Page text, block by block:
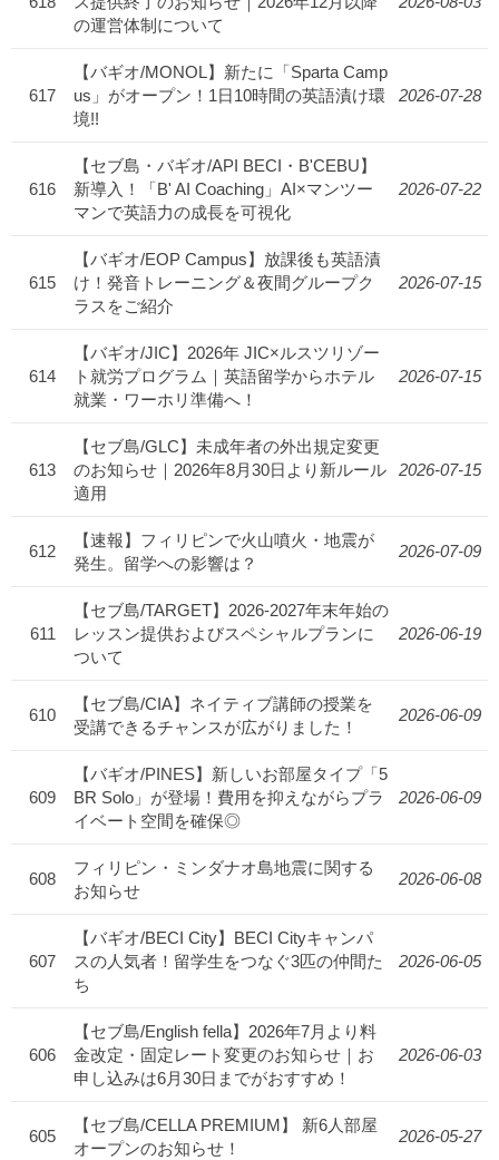
の運営体制について
617
【バギオ/MONOL】新たに「Sparta Camp
us」がオープン！1日10時間の英語漬け環
境!!
2026-07-28
616
【セブ島・バギオ/API BECI・B'CEBU】
新導入！「B' AI Coaching」AI×マンツー
マンで英語力の成長を可視化
2026-07-22
615
【バギオ/EOP Campus】放課後も英語漬
け！発音トレーニング＆夜間グループク
ラスをご紹介
2026-07-15
614
【バギオ/JIC】2026年 JIC×ルスツリゾー
ト就労プログラム｜英語留学からホテル
就業・ワーホリ準備へ！
2026-07-15
613
【セブ島/GLC】未成年者の外出規定変更
のお知らせ｜2026年8月30日より新ルール
適用
2026-07-15
612
【速報】フィリピンで火山噴火・地震が
発生。留学への影響は？
2026-07-09
611
【セブ島/TARGET】2026-2027年末年始の
レッスン提供およびスペシャルプランに
ついて
2026-06-19
610
【セブ島/CIA】ネイティブ講師の授業を
受講できるチャンスが広がりました！
2026-06-09
609
【バギオ/PINES】新しいお部屋タイプ「5
BR Solo」が登場！費用を抑えながらプラ
イベート空間を確保◎
2026-06-09
608
フィリピン・ミンダナオ島地震に関する
お知らせ
2026-06-08
607
【バギオ/BECI City】BECI Cityキャンパ
スの人気者！留学生をつなぐ3匹の仲間た
ち
2026-06-05
606
【セブ島/English fella】2026年7月より料
金改定・固定レート変更のお知らせ｜お
申し込みは6月30日までがおすすめ！
2026-06-03
605
【セブ島/CELLA PREMIUM】 新6人部屋
オープンのお知らせ！
2026-05-27